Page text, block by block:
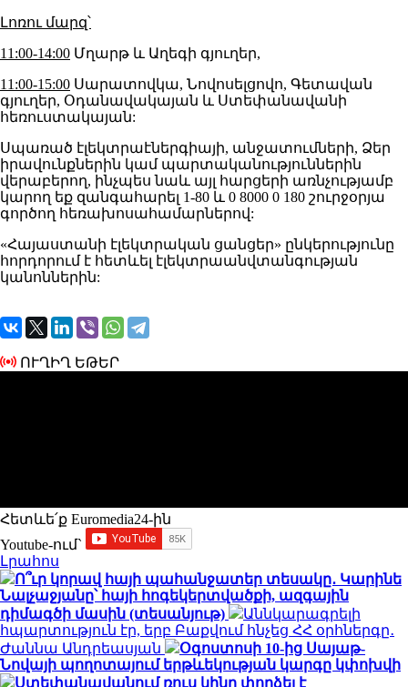
Լոռու մարզ՝
11:00-14:00 Մղարթ և Աղեգի գյուղեր,
11:00-15:00 Սարատովկա, Նովոսելցովո, Գետավան
գյուղեր, Օդանավակայան և Ստեփանավանի
հեռուստակայան:
Սպառած էլեկտրաէներգիայի, անջատումների, Ձեր
իրավունքներին կամ պարտականություններին
վերաբերող, ինչպես նաև այլ հարցերի առնչությամբ
կարող եք զանգահարել 1-80 և 0 8000 0 180 շուրջօրյա
գործող հեռախոսահամարներով:
«Հայաստանի էլեկտրական ցանցեր» ընկերությունը
հորդորում է հետևել էլեկտրաանվտանգության
կանոններին:
ՈՒՂԻՂ ԵԹԵՐ
Հետևե՛ք Euromedia24-ին
Youtube-ում`
Լրահոս
Ո՞ւր կորավ հայի պահանջատեր տեսակը․ Կարինե
Նալչաջյանը՝ հայի հոգեկերտվածքի, ազգային
դիմագծի մասին (տեսանյութ)
Աննկարագրելի
հպարտություն էր, երբ Բաքվում հնչեց ՀՀ օրհներգը․
Ժաննա Անդրեասյան
Օգոստոսի 10-ից Սայաթ-
Նովայի պողոտայում երթևեկության կարգը կփոխվի
Ստեփանավանում ռուս կինը փորձել է